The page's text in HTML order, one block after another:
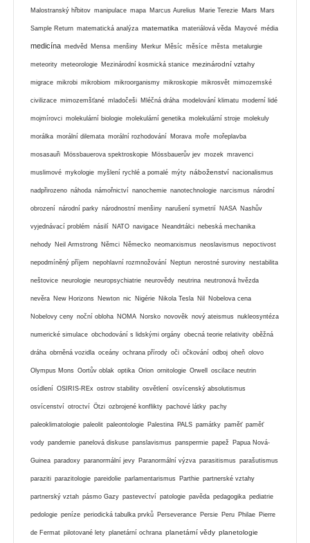
Malostranský hřbitov manipulace mapa Marcus Aurelius Marie Terezie Mars Mars
Sample Return matematická analýza matematika materiálová věda Mayové média
medicína medvěd Mensa menšiny Merkur Měsíc měsíce města metalurgie
meteority meteorologie Mezinárodní kosmická stanice mezinárodní vztahy
migrace mikrobi mikrobiom mikroorganismy mikroskopie mikrosvět mimozemské
civilizace mimozemšťané mladočeši Mléčná dráha modelování klimatu moderní lidé
mojmírovci molekulární biologie molekulární genetika molekulární stroje molekuly
morálka morální dilemata morální rozhodování Morava moře mořeplavba
mosasauři Mössbauerova spektroskopie Mössbauerův jev mozek mravenci
muslimové mykologie myšlení rychlé a pomalé mýty náboženství nacionalismus
nadpřirozeno náhoda námořnictví nanochemie nanotechnologie narcismus národní
obrození národní parky národnostní menšiny narušení symetrií NASA Nashův
vyjednávací problém násilí NATO navigace Neandrtálci nebeská mechanika
nehody Neil Armstrong Němci Německo neomarxismus neoslavismus nepoctivost
nepodmíněný příjem nepohlavní rozmnožování Neptun nerostné suroviny nestabilita
neštovice neurologie neuropsychiatrie neurovědy neutrina neutronová hvězda
nevěra New Horizons Newton nic Nigérie Nikola Tesla Nil Nobelova cena
Nobelovy ceny noční obloha NOMA Norsko novověk nový ateismus nukleosyntéza
numerické simulace obchodování s lidskými orgány obecná teorie relativity oběžná
dráha obrněná vozidla oceány ochrana přírody oči očkování odboj oheň olovo
Olympus Mons Oortův oblak optika Orion ornitologie Orwell oscilace neutrin
osídlení OSIRIS-REx ostrov stability osvětlení osvícenský absolutismus
osvícenství otroctví Ötzi ozbrojené konflikty pachové látky pachy
paleoklimatologie paleolit paleontologie Palestina PALS památky paměť paměť
vody pandemie panelová diskuse panslavismus panspermie papež Papua Nová-
Guinea paradoxy paranormální jevy Paranormální výzva parasitismus parašutismus
paraziti parazitologie pareidolie parlamentarismus Parthie partnerské vztahy
partnerský vztah pásmo Gazy pastevectví patologie pavěda pedagogika pediatrie
pedologie peníze periodická tabulka prvků Perseverance Persie Peru Philae Pierre
de Fermat pilotované lety planetární ochrana planetární vědy planetologie